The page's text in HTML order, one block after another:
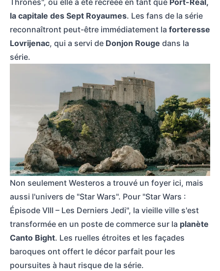
la capitale des Sept Royaumes. Les fans de la série
reconnaîtront peut-être immédiatement la forteresse
Lovrijenac, qui a servi de Donjon Rouge dans la
série.
Portes historiques avec des arcs dans la vieille ville de Dubrovnik, connue
Non seulement Westeros a trouvé un foyer ici, mais
aussi l'univers de "Star Wars". Pour "Star Wars :
Épisode VIII – Les Derniers Jedi", la vieille ville s'est
transformée en un poste de commerce sur la planète
Canto Bight. Les ruelles étroites et les façades
baroques ont offert le décor parfait pour les
poursuites à haut risque de la série.